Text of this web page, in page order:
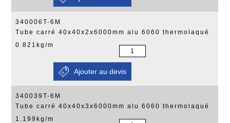
340006T-6M
Tube carré 40x40x2x6000mm alu 6060 thermolaqué
0.821kg/m
340039T-6M
Tube carré 40x40x3x6000mm alu 6060 thermolaqué
1.199kg/m